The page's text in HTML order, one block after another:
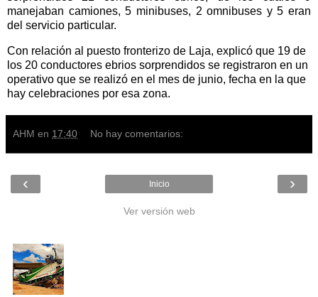
manejaban camiones, 5 minibuses, 2 omnibuses y 5 eran
del servicio particular.
Con relación al puesto fronterizo de Laja, explicó que 19 de
los 20 conductores ebrios sorprendidos se registraron en un
operativo que se realizó en el mes de junio, fecha en la que
hay celebraciones por esa zona.
AHM en 17:40 No hay comentarios:
‹ ›
Inicio
Ver versión web